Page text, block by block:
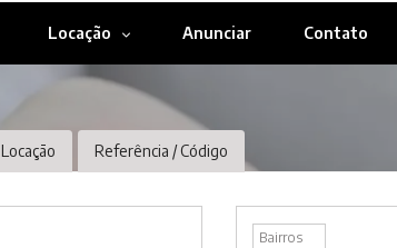
Locação Anunciar Contato
Locação Referência / Código
Bairros